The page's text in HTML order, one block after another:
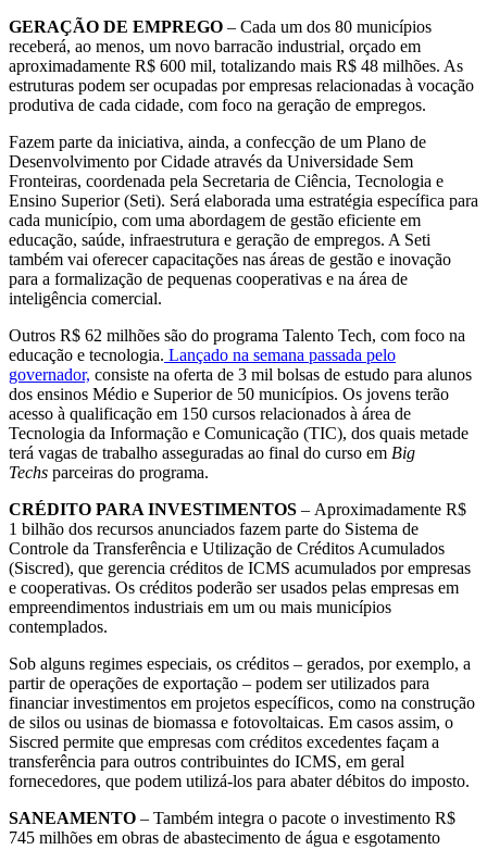
GERAÇÃO DE EMPREGO – Cada um dos 80 municípios
receberá, ao menos, um novo barracão industrial, orçado em
aproximadamente R$ 600 mil, totalizando mais R$ 48 milhões. As
estruturas podem ser ocupadas por empresas relacionadas à vocação
produtiva de cada cidade, com foco na geração de empregos.
Fazem parte da iniciativa, ainda, a confecção de um Plano de
Desenvolvimento por Cidade através da Universidade Sem
Fronteiras, coordenada pela Secretaria de Ciência, Tecnologia e
Ensino Superior (Seti). Será elaborada uma estratégia específica para
cada município, com uma abordagem de gestão eficiente em
educação, saúde, infraestrutura e geração de empregos. A Seti
também vai oferecer capacitações nas áreas de gestão e inovação
para a formalização de pequenas cooperativas e na área de
inteligência comercial.
Outros R$ 62 milhões são do programa Talento Tech, com foco na
educação e tecnologia. Lançado na semana passada pelo
governador, consiste na oferta de 3 mil bolsas de estudo para alunos
dos ensinos Médio e Superior de 50 municípios. Os jovens terão
acesso à qualificação em 150 cursos relacionados à área de
Tecnologia da Informação e Comunicação (TIC), dos quais metade
terá vagas de trabalho asseguradas ao final do curso em Big
Techs parceiras do programa.
CRÉDITO PARA INVESTIMENTOS – Aproximadamente R$
1 bilhão dos recursos anunciados fazem parte do Sistema de
Controle da Transferência e Utilização de Créditos Acumulados
(Siscred), que gerencia créditos de ICMS acumulados por empresas
e cooperativas. Os créditos poderão ser usados pelas empresas em
empreendimentos industriais em um ou mais municípios
contemplados.
Sob alguns regimes especiais, os créditos – gerados, por exemplo, a
partir de operações de exportação – podem ser utilizados para
financiar investimentos em projetos específicos, como na construção
de silos ou usinas de biomassa e fotovoltaicas. Em casos assim, o
Siscred permite que empresas com créditos excedentes façam a
transferência para outros contribuintes do ICMS, em geral
fornecedores, que podem utilizá-los para abater débitos do imposto.
SANEAMENTO – Também integra o pacote o investimento R$
745 milhões em obras de abastecimento de água e esgotamento